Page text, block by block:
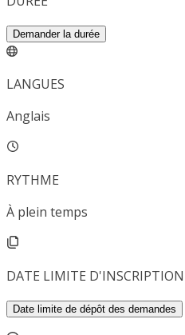
Demander la durée
LANGUES
Anglais
RYTHME
À plein temps
DATE LIMITE D'INSCRIPTION
Date limite de dépôt des demandes